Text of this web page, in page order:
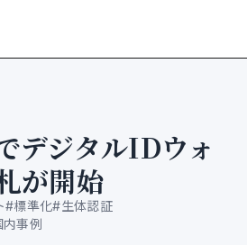
デジタルIDウォ
が開始
#標準化#生体認証
内事例